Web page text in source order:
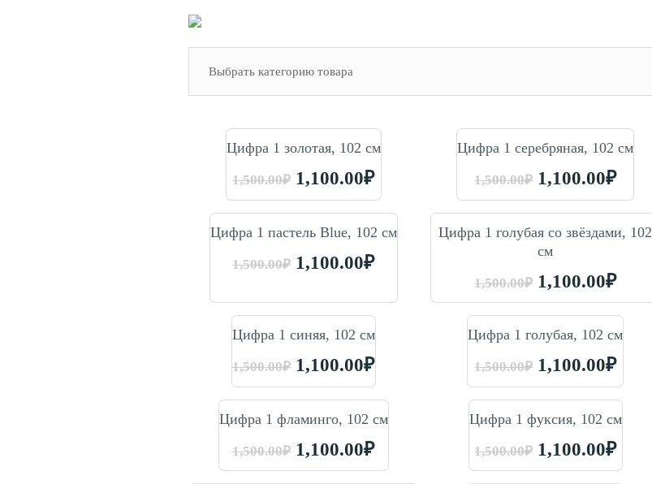
Цифра 1 золотая, 102 см
1,500.00₽ 1,100.00₽
Цифра 1 серебряная, 102 см
1,500.00₽ 1,100.00₽
Цифра 1 пастель Blue, 102 см
1,500.00₽ 1,100.00₽
Цифра 1 голубая со звёздами, 102
см
1,500.00₽ 1,100.00₽
Цифра 1 синяя, 102 см
1,500.00₽ 1,100.00₽
Цифра 1 голубая, 102 см
1,500.00₽ 1,100.00₽
Цифра 1 фламинго, 102 см
1,500.00₽ 1,100.00₽
Цифра 1 фуксия, 102 см
1,500.00₽ 1,100.00₽